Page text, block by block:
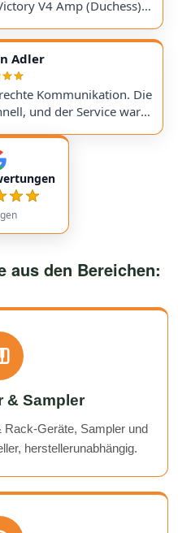
V4 Amp (Duchess)
wieder! Excellent
processes and pricing. I
While waiting for
kept fully informed. I
anytime!
Adler
Kommunikation. Die
und der Service war
very quickly, and the
friendly and reliable.
aus den Bereichen:
& Sampler
Geräte, Sampler und
herstellerunabhängig.